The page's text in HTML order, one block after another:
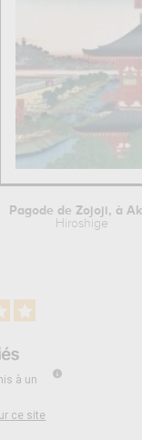
Hiroshige
à un
ce site